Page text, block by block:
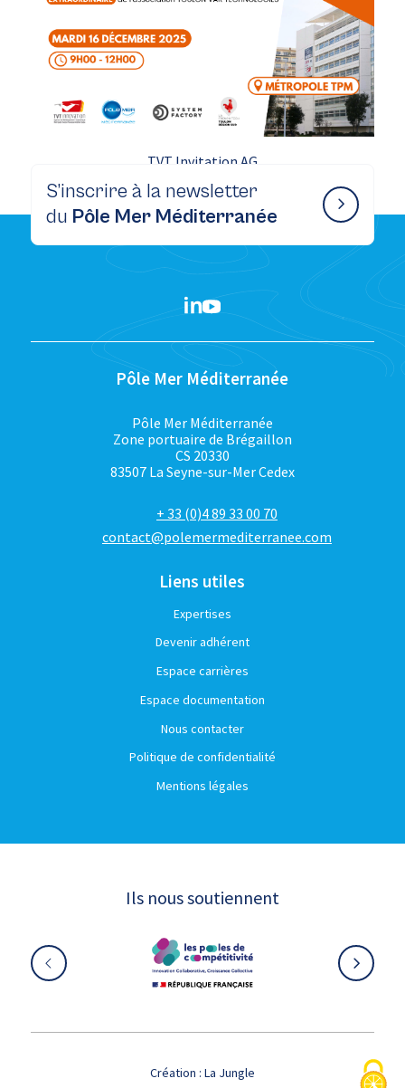
TVT Invitation AG
S’inscrire à la newsletter
du Pôle Mer Méditerranée
Pôle Mer Méditerranée
Pôle Mer Méditerranée
Zone portuaire de Brégaillon
CS 20330
83507 La Seyne-sur-Mer Cedex
+ 33 (0)4 89 33 00 70
contact@polemermediterranee.com
Liens utiles
Expertises
Devenir adhérent
Espace carrières
Espace documentation
Nous contacter
Politique de confidentialité
Mentions légales
Ils nous soutiennent
Création : La Jungle